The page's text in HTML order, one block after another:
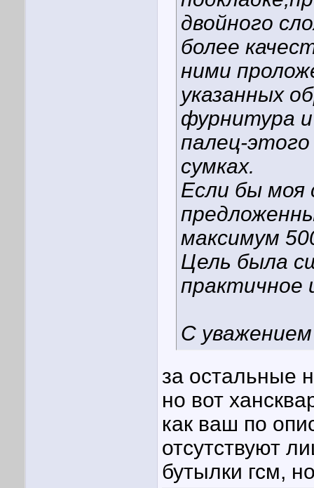
двойного
более
ними
указанных
фурнитура
палец-
сумках.
Если бы моя
максимум
Цель была
практичное
С
за остальные
но вот
как ваш по
отсутствуют
бутылки гсм,